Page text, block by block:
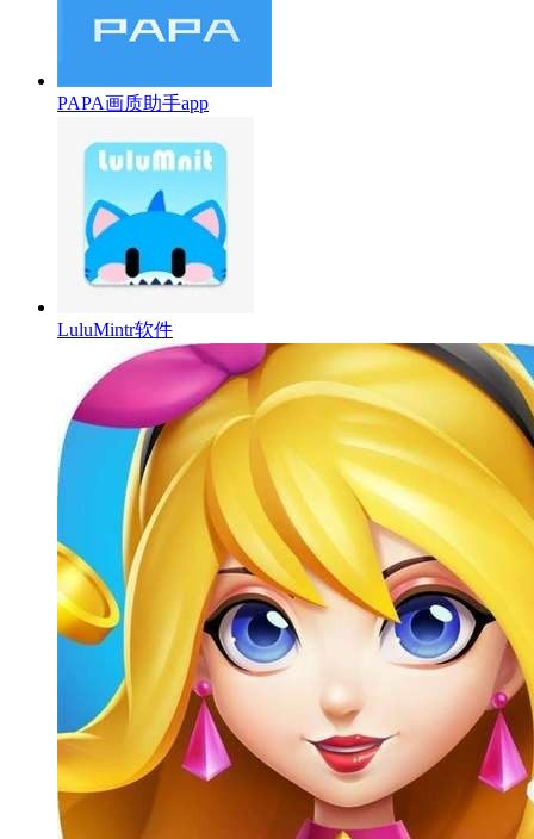
PAPA画质助手app
LuluMintr软件